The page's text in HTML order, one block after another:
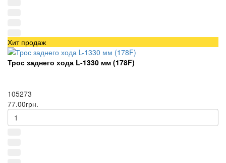
Хит продаж
Трос заднего хода L-1330 мм (178F)
105273
77.00грн.